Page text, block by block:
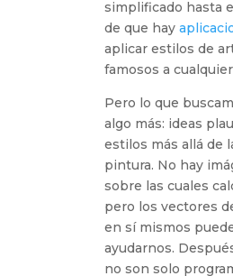
simplificado hasta
de que hay
aplicar estilos de
famosos a
Pero lo que
algo más: ideas
estilos más allá de
pintura. No hay
sobre las cuales
pero los vectores
en sí mismos
ayudarnos.
no son solo